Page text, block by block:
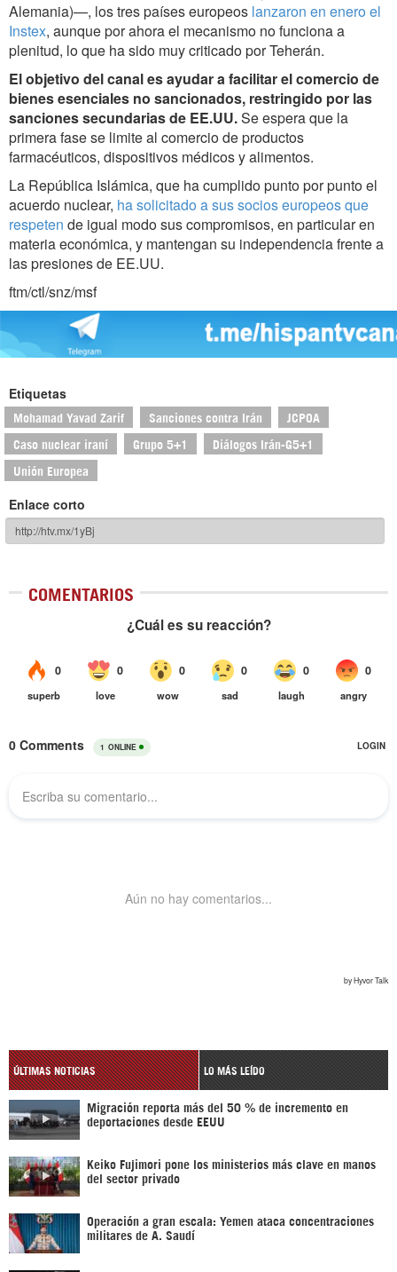
Alemania)—, los tres países europeos lanzaron en enero el
Instex, aunque por ahora el mecanismo no funciona a
plenitud, lo que ha sido muy criticado por Teherán.
El objetivo del canal es ayudar a facilitar el comercio de
bienes esenciales no sancionados, restringido por las
sanciones secundarias de EE.UU.Se espera que la
primera fase se limite al comercio de productos
farmacéuticos, dispositivos médicos y alimentos.
La República Islámica, que ha cumplido punto por punto el
acuerdo nuclear, ha solicitado a sus socios europeos que
respeten de igual modo sus compromisos, en particular en
materia económica, y mantengan su independencia frente a
las presiones de EE.UU.
ftm/ctl/snz/msf
Etiquetas
Mohamad Yavad Zarif Sanciones contra Irán JCPOA
Caso nuclear iraní Grupo 5+1 Diálogos Irán-G5+1
Unión Europea
Enlace corto
COMENTARIOS
ÚLTIMAS NOTICIAS LO MÁS LEÍDO
Migración reporta más del 50 % de incremento en
deportaciones desde EEUU
Keiko Fujimori pone los ministerios más clave en manos
del sector privado
Operación a gran escala: Yemen ataca concentraciones
militares de A. Saudí